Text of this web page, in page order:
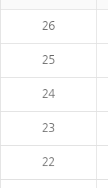
26
25
24
23
22